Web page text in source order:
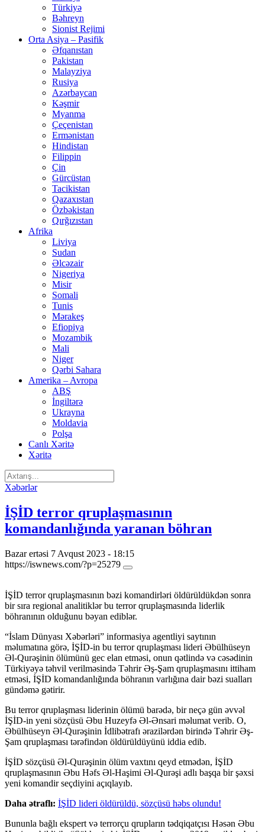
Türkiyə
Bəhreyn
Sionist Rejimi
Orta Asiya – Pasifik
Əfqanıstan
Pakistan
Malayziya
Rusiya
Azərbaycan
Kəşmir
Myanma
Çeçenistan
Ermənistan
Hindistan
Filippin
Çin
Gürcüstan
Tacikistan
Qazaxıstan
Özbəkistan
Qırğızıstan
Afrika
Liviya
Sudan
Əlcəzair
Nigeriya
Misir
Somali
Tunis
Mərakeş
Efiopiya
Mozambik
Mali
Niger
Qərbi Sahara
Amerika – Avropa
ABŞ
İngiltərə
Ukrayna
Moldavia
Polşa
Canlı Xəritə
Xəritə
Xəbərlər
İŞİD terror qruplaşmasının
komandanlığında yaranan böhran
Bazar ertəsi 7 Avqust 2023 - 18:15
https://iswnews.com/?p=25279
İŞİD terror qruplaşmasının bəzi komandirləri öldürüldükdən sonra
bir sıra regional analitiklər bu terror qruplaşmasında liderlik
böhranının olduğunu bəyan ediblər.
“İslam Dünyası Xəbərləri” informasiya agentliyi saytının
məlumatına görə, İŞİD-in bu terror qruplaşması lideri Əbülhüseyn
Əl-Qurəşinin ölümünü gec elan etməsi, onun qətlində və cəsədinin
Türkiyəyə təhvil verilməsində Təhrir Əş-Şam qruplaşmasını ittiham
etməsi, İŞİD komandanlığında böhranın varlığına dair bəzi sualları
gündəmə gətirir.
Bu terror qruplaşması liderinin ölümü barədə, bir neçə gün əvvəl
İŞİD-in yeni sözçüsü Əbu Huzeyfə Əl-Ənsari məlumat verib. O,
Əbülhüseyn Əl-Qurəşinin İdlibətrafı ərazilərdən birində Təhrir Əş-
Şam qruplaşması tərəfindən öldürüldüyünü iddia edib.
İŞİD sözçüsü Əl-Qurəşinin ölüm vaxtını qeyd etmədən, İŞİD
qruplaşmasının Əbu Həfs Əl-Haşimi Əl-Qurəşi adlı başqa bir şəxsi
yeni komandir seçdiyini açıqlayıb.
Daha ətraflı: İŞİD lideri öldürüldü, sözçüsü həbs olundu!
Bununla bağlı ekspert və terrorçu qrupların tədqiqatçısı Həsən Əbu